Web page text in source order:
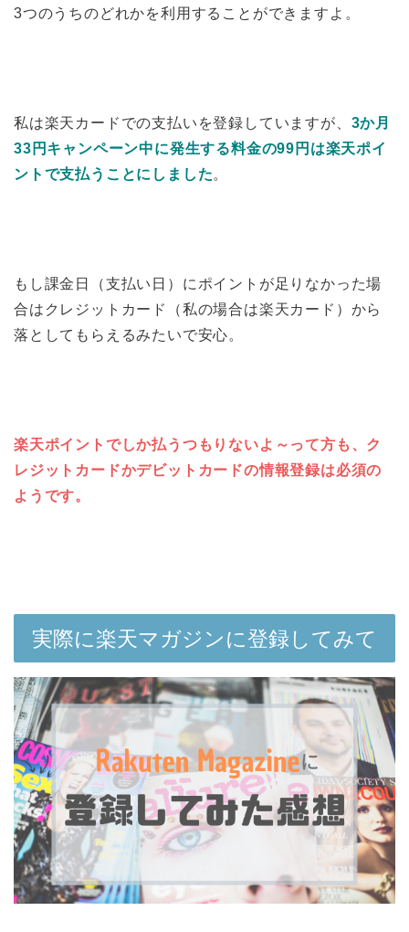
3つのうちのどれかを利用することができますよ。
私は楽天カードでの支払いを登録していますが、 3か月
33円キャンペーン中に発生する料金の99円は楽天ポイ
ントで支払うことにしました。
もし課金日（支払い日）にポイントが足りなかった場
合はクレジットカード（私の場合は楽天カード）から
落としてもらえるみたいで安心。
楽天ポイントでしか払うつもりないよ～って方も、ク
レジットカードかデビットカードの情報登録は必須の
ようです。
実際に楽天マガジンに登録してみて